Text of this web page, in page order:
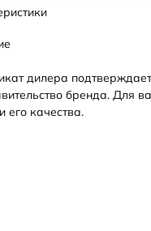
дилера
бренда. Для
его качества.